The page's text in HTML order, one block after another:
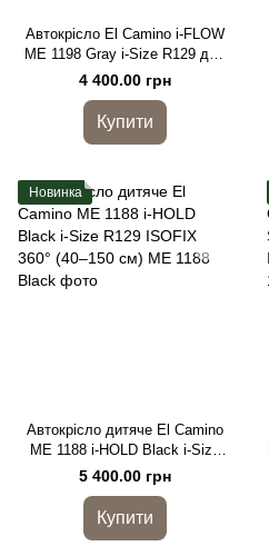
Автокрісло El Camino i-FLOW
ME 1198 Gray i-Size R129 для
дітей 40–87 см
4 400.00 грн
Купити
Новинка
Автокрісло дитяче El Camino
ME 1188 i-HOLD Black i-Size
R129 ISOFIX 360° (40–150 см)
5 400.00 грн
Купити